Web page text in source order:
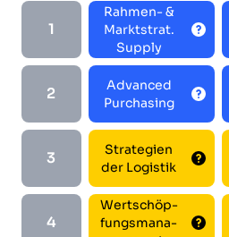
1
Rah­men- &
Markt­strat.
Sup­ply
2
Ad­van­ced
Purcha­sing
3
Stra­te­gi­en
der Lo­gis­tik
4
Wert­schöp­
fungs­ma­na­